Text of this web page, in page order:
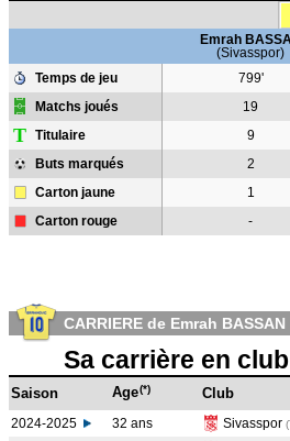
Emrah
(Sivasspor)
Temps de jeu
799'
Matchs joués 19
T Titulaire 9
Buts marqués 2
Carton jaune 1
Carton rouge -
CARRIERE de Emrah BASSAN
Sa carrière en club
Saison Age(*) Club
2024-2025 32 ans Sivasspor